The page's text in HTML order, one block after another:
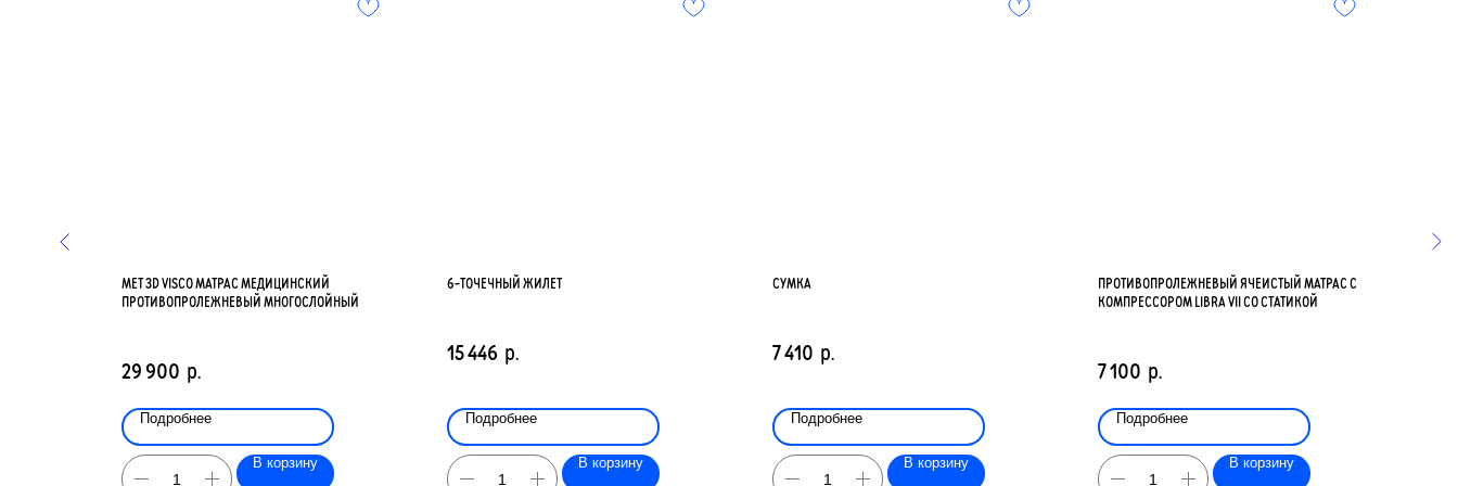
MET 3D VISCO МАТРАС МЕДИЦИНСКИЙ
ПРОТИВОПРОЛЕЖНЕВЫЙ МНОГОСЛОЙНЫЙ
29 900 р.
Подробнее
В корзину
6-ТОЧЕЧНЫЙ ЖИЛЕТ
15 446 р.
Подробнее
В корзину
СУМКА
7 410 р.
Подробнее
В корзину
ПРОТИВОПРОЛЕЖНЕВЫЙ ЯЧЕИСТЫЙ МАТРАС С
КОМПРЕССОРОМ LIBRA VII СО СТАТИКОЙ
7 100 р.
Подробнее
В корзину